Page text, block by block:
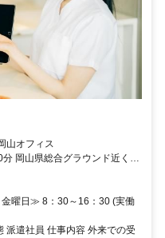
山オフィス
くの
曜日≫ 8：30～16：30 (実働
派遣社員 仕事内容 外来での受